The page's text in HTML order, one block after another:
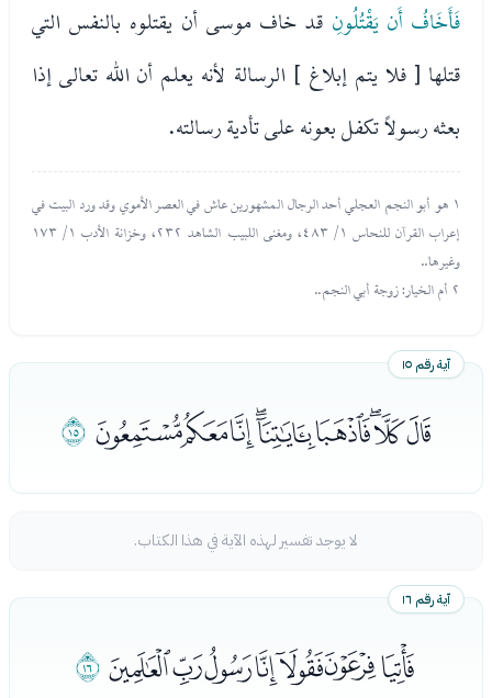
فَأَخَافُ أَن يَقْتُلُونِ قد خاف موسى أن يقتلوه بالنفس التي
قتلها [ فلا يتم إبلاغ ] الرسالة لأنه يعلم أن الله تعالى إذا
بعثه رسولاً تكفل بعونه على تأدية رسالته.
١ هو أبو النجم العجلي أحد الرجال المشهورين عاش في العصر الأموي وقد ورد البيت في
إعراب القرآن للنحاس ١/ ٤٨٣، ومغنى اللبيب الشاهد ٢٣٢، وخزانة الأدب ١/ ١٧٣
وغيرها..
٢ أم الخيار: زوجة أبي النجم..
آية رقم ١٥
ﯣﯤﯥﯦﯧﯨﯩﯪﯫﯬ
لا يوجد تفسير لهذه الآية في هذا الكتاب.
آية رقم ١٦
ﯭﯮﯯﯰﯱﯲﯳﯴ